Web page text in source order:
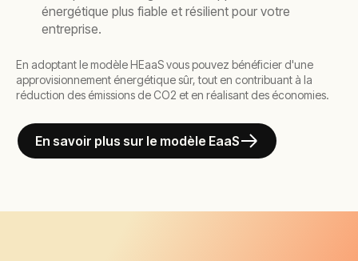
énergétique plus fiable et résilient pour votre
entreprise.
En adoptant le modèle HEaaS vous pouvez bénéficier d'une
approvisionnement énergétique sûr, tout en contribuant à la
réduction des émissions de CO2 et en réalisant des économies.
En savoir plus sur le modèle EaaS